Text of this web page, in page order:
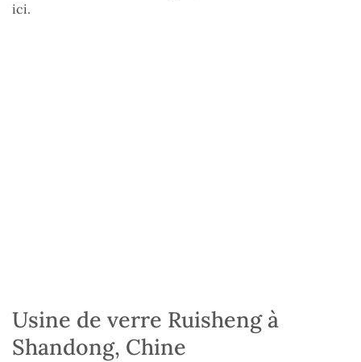
ici.
Usine de verre Ruisheng à
Shandong, Chine